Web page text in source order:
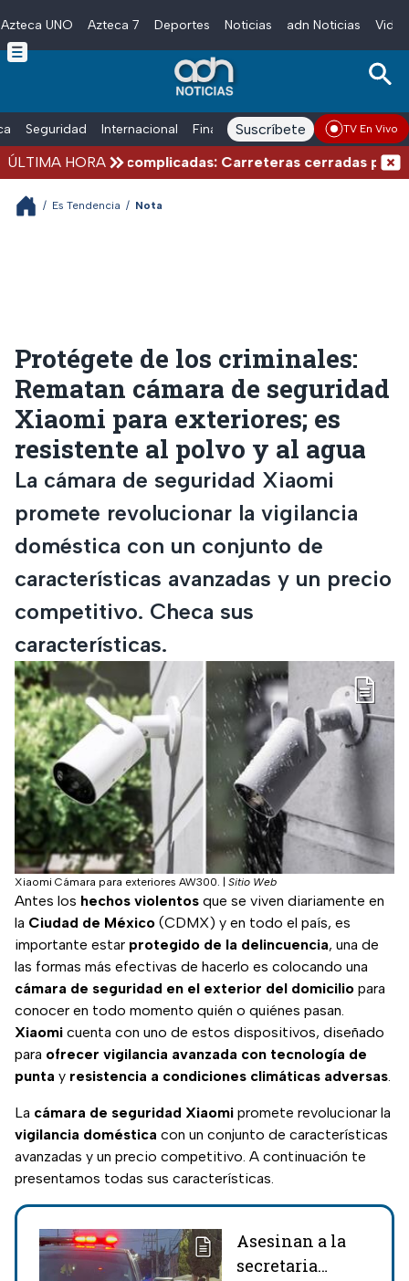
Skip to main content
Azteca UNO Azteca 7 Deportes Noticias adn Noticias
Seguridad Internacional Finanzas adn Noticias Radio
Suscríbete TV En Vivo
ÚLTIMA HORA
de verano complicadas: Carreteras cerradas por
/ Es Tendencia / Nota
Protégete de los criminales:
Rematan cámara de seguridad
Xiaomi para exteriores; es
resistente al polvo y al agua
La cámara de seguridad Xiaomi
promete revolucionar la vigilancia
doméstica con un conjunto de
características avanzadas y un precio
competitivo. Checa sus
características.
Xiaomi Cámara para exteriores AW300. Sitio Web
Antes los hechos violentos que se viven diariamente en
la Ciudad de México (CDMX) y en todo el país, es
importante estar protegido de la delincuencia, una de
las formas más efectivas de hacerlo es colocando una
cámara de seguridad en el exterior del domicilio para
conocer en todo momento quién o quiénes pasan.
Xiaomi cuenta con uno de estos dispositivos, diseñado
para ofrecer vigilancia avanzada con tecnología de
punta y resistencia a condiciones climáticas adversas.
La cámara de seguridad Xiaomi promete revolucionar la
vigilancia doméstica con un conjunto de características
avanzadas y un precio competitivo. A continuación te
presentamos todas sus características.
Asesinan a la
secretaria